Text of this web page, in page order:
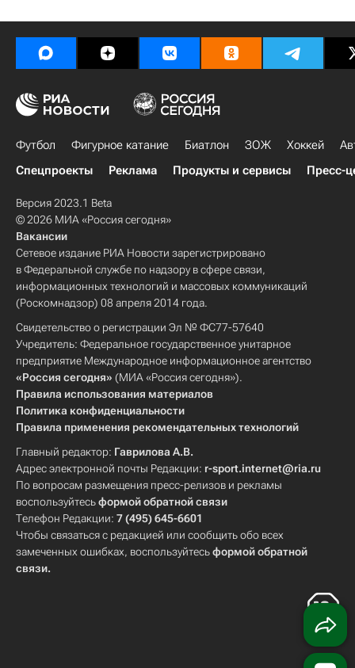
Футбол Фигурное катание Биатлон ЗОЖ Хоккей
Спецпроекты
Реклама Продукты и сервисы Пресс-
Версия 2023.1 Beta
© 2026 МИА «Россия сегодня»
Вакансии
Сетевое издание РИА Новости зарегистрировано
в Федеральной службе по надзору в сфере связи,
информационных технологий и массовых коммуникаций
(Роскомнадзор) 08 апреля 2014 года.
Свидетельство о регистрации Эл № ФС77-57640
Учредитель: Федеральное государственное унитарное
предприятие Международное информационное агентство
«Россия сегодня» (МИА «Россия сегодня»).
Правила использования материалов
Политика конфиденциальности
Правила применения рекомендательных технологий
Главный редактор: Гаврилова А.В.
Адрес электронной почты Редакции: r-sport.internet@ria.ru
По вопросам размещения пресс-релизов и рекламы
воспользуйтесьформой обратной связи
Телефон Редакции: 7 (495) 645-6601
Чтобы связаться с редакцией или сообщить обо всех
замеченных ошибках, воспользуйтесьформой обратной
связи.